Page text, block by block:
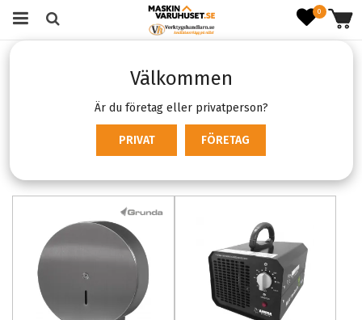
0
Välkommen
Är du företag eller privatperson?
PRIVAT FÖRETAG
Övriga rengöringsmaskiner
Övriga rengöringsmaskiner
Produktfiltrering Sortering